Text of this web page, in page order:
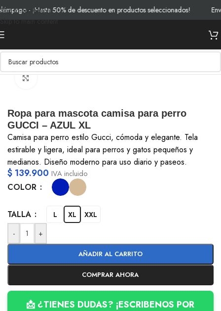
Skip to navigation
Skip to main content
- ¡Hasta 50% de descuento en productos seleccionados!
Inicio/Pets/Ropa
Ropa para mascota camisa para perro
GUCCI – AZUL XL
Camisa para perro estilo Gucci, cómoda y elegante. Tela
estirable y ligera, ideal para perros y gatos pequeños y
medianos. Diseño moderno para uso diario y paseos.
$ 139.900 IVA incluido
COLOR
TALLA L XL
XXL
-
+
AÑADIR AL CARRITO
COMPRAR AHORA
📩 ¿TIENES DUDAS? ¡ESCRIBENOS POR